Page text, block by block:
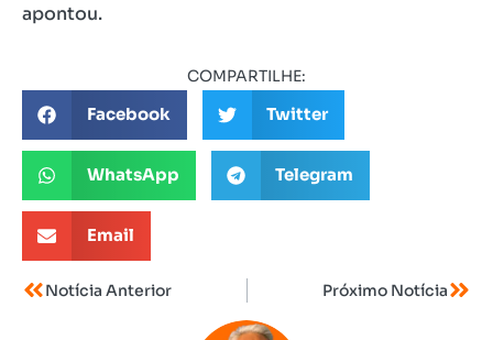
apontou.
COMPARTILHE:
Facebook Twitter
WhatsApp Telegram
Email
Notícia Anterior Próximo Notícia